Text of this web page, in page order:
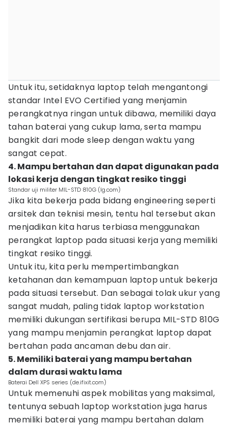
Untuk itu, setidaknya laptop telah mengantongi
standar Intel EVO Certified yang menjamin
perangkatnya ringan untuk dibawa, memiliki daya
tahan baterai yang cukup lama, serta mampu
bangkit dari mode sleep dengan waktu yang
sangat cepat.
4. Mampu bertahan dan dapat digunakan pada
lokasi kerja dengan tingkat resiko tinggi
Standar uji militer MIL-STD 810G (lg.com)
Jika kita bekerja pada bidang engineering seperti
arsitek dan teknisi mesin, tentu hal tersebut akan
menjadikan kita harus terbiasa menggunakan
perangkat laptop pada situasi kerja yang memiliki
tingkat resiko tinggi.
Untuk itu, kita perlu mempertimbangkan
ketahanan dan kemampuan laptop untuk bekerja
pada situasi tersebut. Dan sebagai tolak ukur yang
sangat mudah, paling tidak laptop workstation
memiliki dukungan sertifikasi berupa MIL-STD 810G
yang mampu menjamin perangkat laptop dapat
bertahan pada ancaman debu dan air.
5. Memiliki baterai yang mampu bertahan
dalam durasi waktu lama
Baterai Dell XPS series (de.ifixit.com)
Untuk memenuhi aspek mobilitas yang maksimal,
tentunya sebuah laptop workstation juga harus
memiliki baterai yang mampu bertahan dalam